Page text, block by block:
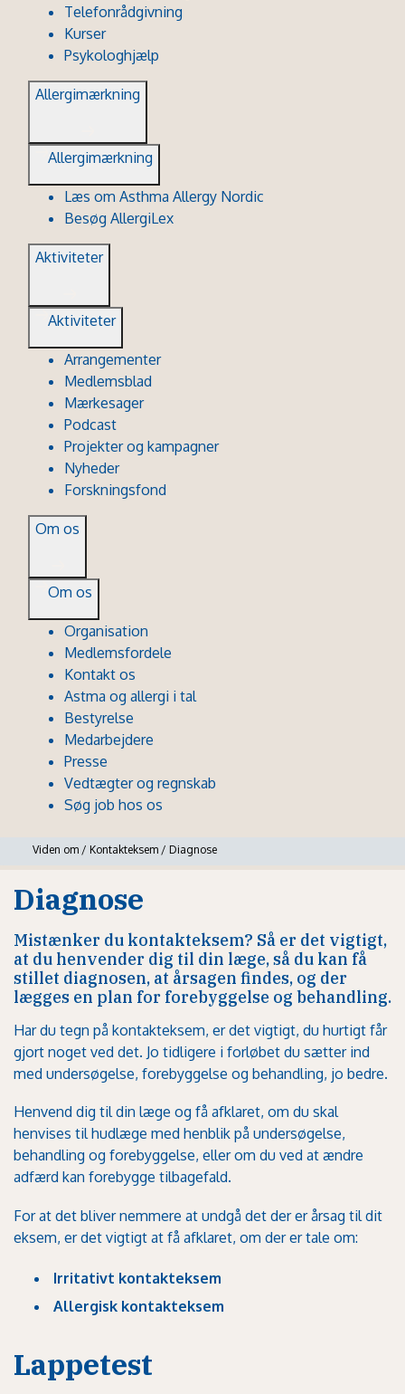
Telefonrådgivning
Kurser
Psykologhjælp
Allergimærkning
Allergimærkning
Læs om Asthma Allergy Nordic
Besøg AllergiLex
Aktiviteter
Aktiviteter
Arrangementer
Medlemsblad
Mærkesager
Podcast
Projekter og kampagner
Nyheder
Forskningsfond
Om os
Om os
Organisation
Medlemsfordele
Kontakt os
Astma og allergi i tal
Bestyrelse
Medarbejdere
Presse
Vedtægter og regnskab
Søg job hos os
Viden om / Kontakteksem / Diagnose
Diagnose
Mistænker du kontakteksem? Så er det vigtigt,
at du henvender dig til din læge, så du kan få
stillet diagnosen, at årsagen findes, og der
lægges en plan for forebyggelse og behandling.
Har du tegn på kontakteksem, er det vigtigt, du hurtigt får
gjort noget ved det. Jo tidligere i forløbet du sætter ind
med undersøgelse, forebyggelse og behandling, jo bedre.
Henvend dig til din læge og få afklaret, om du skal
henvises til hudlæge med henblik på undersøgelse,
behandling og forebyggelse, eller om du ved at ændre
adfærd kan forebygge tilbagefald.
For at det bliver nemmere at undgå det der er årsag til dit
eksem, er det vigtigt at få afklaret, om der er tale om:
Irritativt kontakteksem
Allergisk kontakteksem
Lappetest